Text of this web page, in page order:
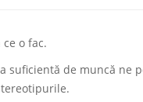
o fac.
de muncă ne